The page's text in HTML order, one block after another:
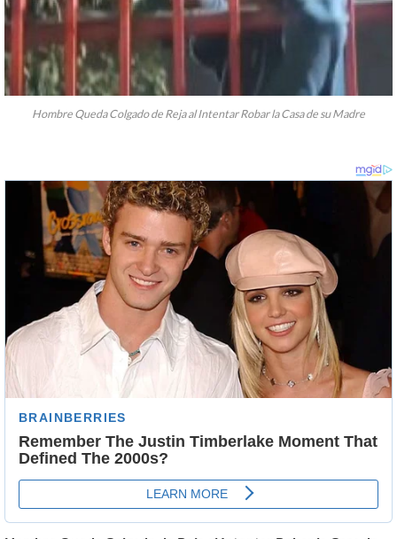
Hombre Queda Colgado de Reja al Intentar Robar la Casa de su Madre